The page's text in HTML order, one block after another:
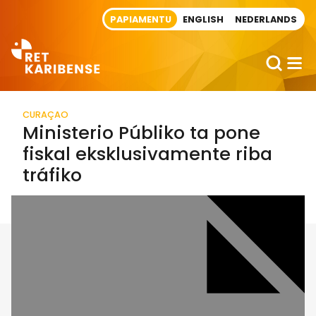
PAPIAMENTU ENGLISH NEDERLANDS
CURAÇAO
Ministerio Públiko ta pone
fiskal eksklusivamente riba
tráfiko